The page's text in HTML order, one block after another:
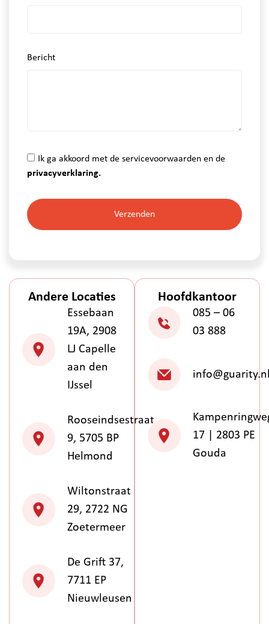
Bericht
Ik ga akkoord met de servicevoorwaarden en de
privacyverklaring.
Verzenden
Andere Locaties
Essebaan
19A, 2908
LJ Capelle
aan den
IJssel
Rooseindsestraat
9, 5705 BP
Helmond
Wiltonstraat
29, 2722 NG
Zoetermeer
De Grift 37,
7711 EP
Nieuwleusen
Hoofdkantoor
085 – 06
03 888
17 | 2803 PE
Gouda